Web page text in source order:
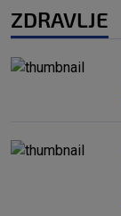
ZDRAVLJE